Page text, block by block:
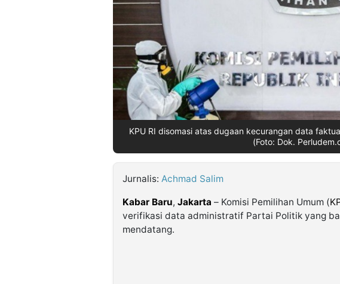
KPU RI disomasi atas dugaan kecurangan data
(Foto: Dok.
Jurnalis: Achmad Salim
Kabar Baru, Jakarta – Komisi Pemilihan Umum (
verifikasi data administratif Partai Politik yang
mendatang.